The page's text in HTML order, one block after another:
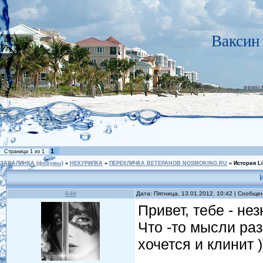
Страница 1 из 1 1
ЗАВАЛИНКА (форумы) » НЕКУРИЛКА » ПЕРЕКЛИЧКА ВЕТЕРАНОВ NOSMOKING.RU » История
li-lit Дата: Пятница, 13.01.2012, 10:42 |
Привет, тебе -
Что -то мысли
хочется и клинит